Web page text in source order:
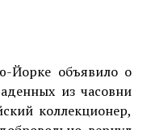
Йорке объявило о
из часовни
коллекционер,